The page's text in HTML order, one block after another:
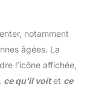
notamment
âgées. La
l’icône affichée,
ce qu’il voitet ce